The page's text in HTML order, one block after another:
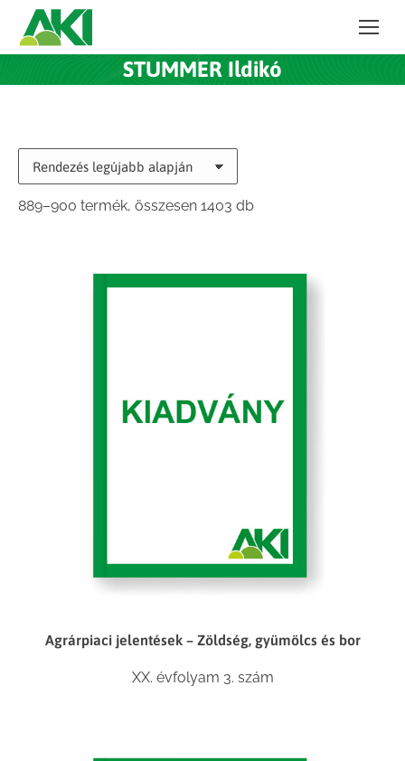
STUMMER Ildikó
889–900 termék, összesen 1403 dbSorted
Agrárpiaci jelentések – Zöldség, gyümölcs és bor
XX. évfolyam 3. szám